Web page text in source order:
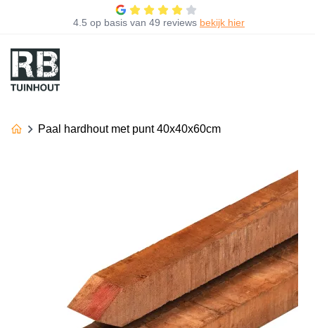
4.5 op basis van 49 reviews bekijk hier
Paal hardhout met punt 40x40x60cm